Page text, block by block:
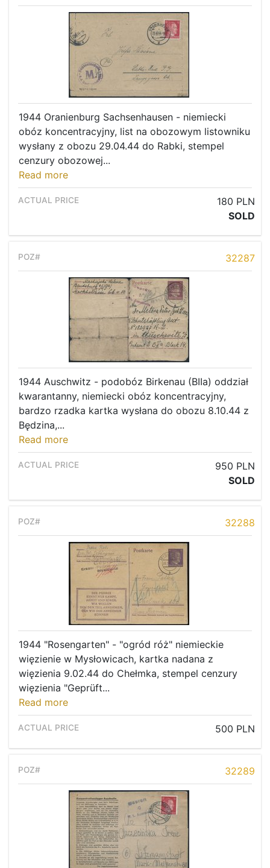
1944 Oranienburg Sachsenhausen - niemiecki
obóz koncentracyjny, list na obozowym listowniku
wysłany z obozu 29.04.44 do Rabki, stempel
cenzury obozowej...
Read more
180 PLN
SOLD
32287
1944 Auschwitz - podobóz Birkenau (BIIa) oddział
kwarantanny, niemiecki obóz koncentracyjny,
bardzo rzadka kartka wysłana do obozu 8.10.44 z
Będzina,...
Read more
950 PLN
SOLD
32288
1944 "Rosengarten" - "ogród róż" niemieckie
więzienie w Mysłowicach, kartka nadana z
więzienia 9.02.44 do Chełmka, stempel cenzury
więzienia "Geprüft...
Read more
500 PLN
32289